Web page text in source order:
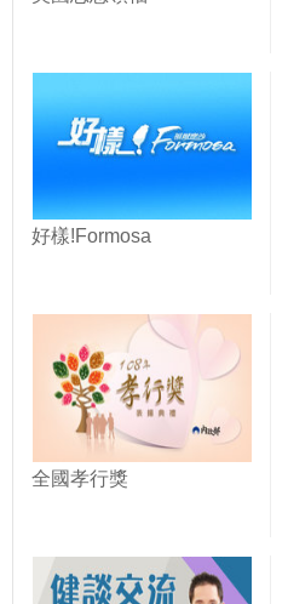
好樣!Formosa
全國孝行獎